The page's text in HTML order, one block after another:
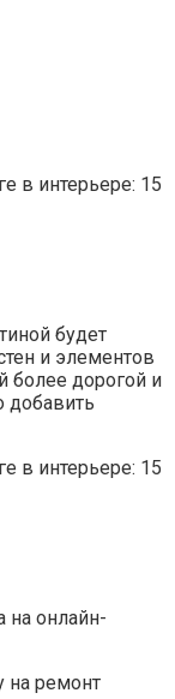
будет
и элементов
более дорогой и
добавить
на онлайн-
на ремонт